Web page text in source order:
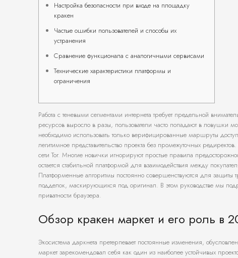
Настройка безопасности при входе на площадку
кракен
Частые ошибки пользователей и способы их
устранения
Сравнение функционала с аналогичными сервисами
Технические характеристики платформы и
ограничения
Работа с теневыми сегментами интернета требует предельной
ресурсов выросло в разы, пользователи часто попадают в ловушки
необходимо использовать только верифицированные маршруты
легитимное представительство проекта без промежуточных
сети Tor. Многие новички игнорируют простые правила
остается стабильной платформой для взаимодействия между
Платформенные алгоритмы постоянно совершенствуются для защиты
подделок, маскирующихся под оригинал. В этом руководстве мы
приватности браузера.
Обзор кракен маркет и его роль в
Экосистема даркнета претерпевает постоянные изменения,
маркет зарекомендовал себя как один из наиболее устойчивых